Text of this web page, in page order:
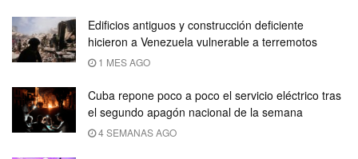
Edificios antiguos y construcción deficiente
hicieron a Venezuela vulnerable a terremotos
1 MES AGO
Cuba repone poco a poco el servicio eléctrico tras
el segundo apagón nacional de la semana
4 SEMANAS AGO